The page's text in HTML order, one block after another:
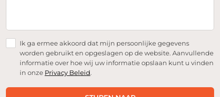
Ik ga ermee akkoord dat mijn persoonlijke gegevens
worden gebruikt en opgeslagen op de website. Aanvullende
informatie over hoe wij uw informatie opslaan kunt u vinden
in onze Privacy Beleid.